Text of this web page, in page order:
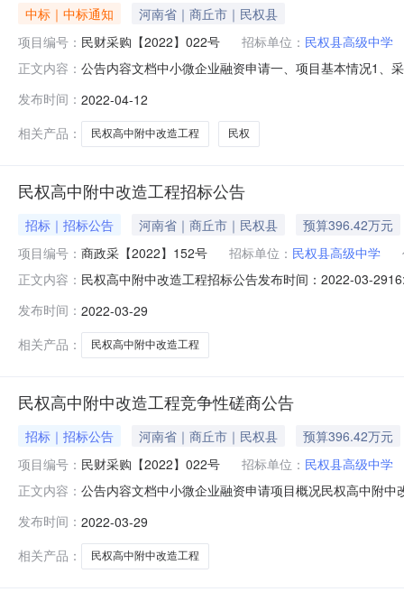
中标｜中标通知
河南省｜商丘市｜民权县
项目编号： 民财采购【2022】022号 招标单位： 民权县高级中学
正文内容： 公告内容文档中小微企业融资申请一、项目基本情况1、
化，房屋改造等工程。河南乾晧建筑工程有限公司河南
争性磋商文
发布时间： 2022-04-12
相关产品：
民权高中附中改造工程 民权
民权高中附中改造工程招标公告
招标｜招标公告 河南省｜商丘市｜民权县
预算396.42万元
项目编号： 商政采【2022】152号 招标单位： 民权县高级中学
正文内容： 民权高中附中改造工程招标公告发布时间：2022-03-
购方式：竞争性磋商资金来源：财政资金预算金额：
发布时间： 2022-03-29
相关产品：
民权高中附中改造工程
民权高中附中改造工程竞争性磋商公告
招标｜招标公告 河南省｜商丘市｜民权县
预算396.42万元
项目编号： 民财采购【2022】022号 招标单位： 民权县高级中学
正文内容： 公告内容文档中小微企业融资申请项目概况民权高中附
式：竞争性磋商4、预算金额：3,964,218.12元最高限价
发布时间： 2022-03-29
相关产品：
民权高中附中改造工程